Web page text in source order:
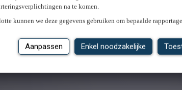
na te komen.
kunnen we deze gegevens gebruiken om bepaalde
Aanpassen Enkel noodzakelijke